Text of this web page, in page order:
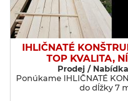
IHLIČNATÉ
TOP KVALITA,
Prodej /
Ponúkame IHLIČNATÉ
do dĺžky 7